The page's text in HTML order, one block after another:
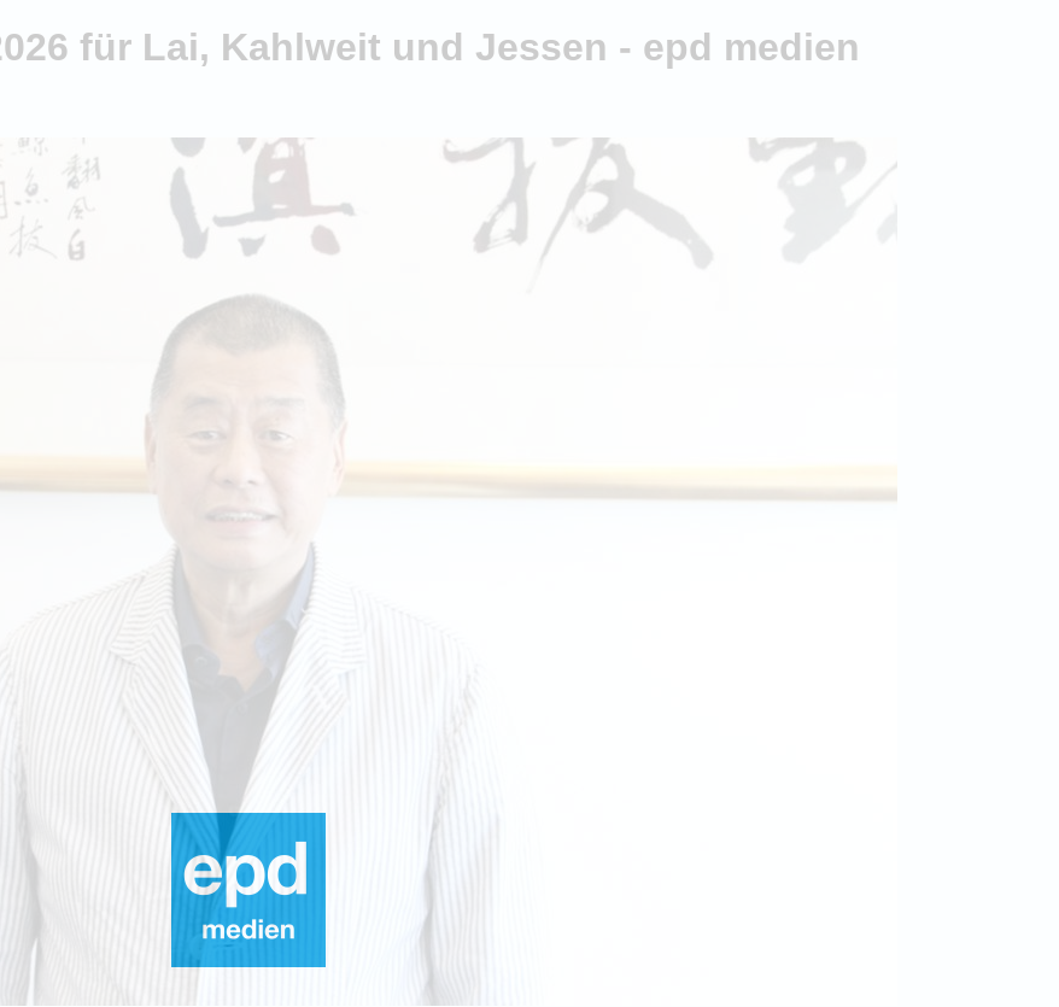
für Lai, Kahlweit und Jessen - epd medien